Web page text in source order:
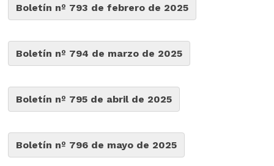
Boletín nº 793 de febrero de 2025
Boletín nº 794 de marzo de 2025
Boletín nº 795 de abril de 2025
Boletín nº 796 de mayo de 2025